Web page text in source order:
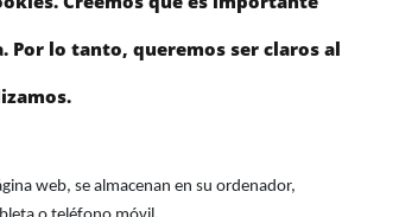
Por lo tanto, queremos ser claros al
web, se almacenan en su ordenador,